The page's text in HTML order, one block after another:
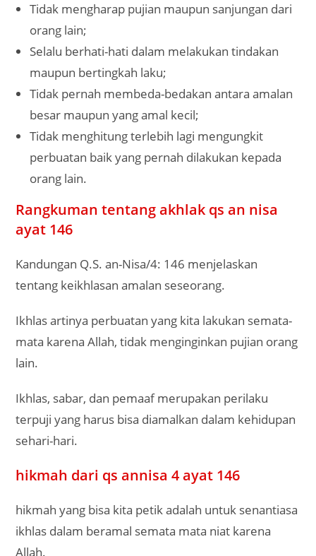
Tidak mengharap pujian maupun sanjungan dari
orang lain;
Selalu berhati-hati dalam melakukan tindakan
maupun bertingkah laku;
Tidak pernah membeda-bedakan antara amalan
besar maupun yang amal kecil;
Tidak menghitung terlebih lagi mengungkit
perbuatan baik yang pernah dilakukan kepada
orang lain.
Rangkuman tentang akhlak qs an nisa
ayat 146
Kandungan Q.S. an-Nisa/4: 146 menjelaskan
tentang keikhlasan amalan seseorang.
Ikhlas artinya perbuatan yang kita lakukan semata-
mata karena Allah, tidak menginginkan pujian orang
lain.
Ikhlas, sabar, dan pemaaf merupakan perilaku
terpuji yang harus bisa diamalkan dalam kehidupan
sehari-hari.
hikmah dari qs annisa 4 ayat 146
hikmah yang bisa kita petik adalah untuk senantiasa
ikhlas dalam beramal semata mata niat karena
Allah.